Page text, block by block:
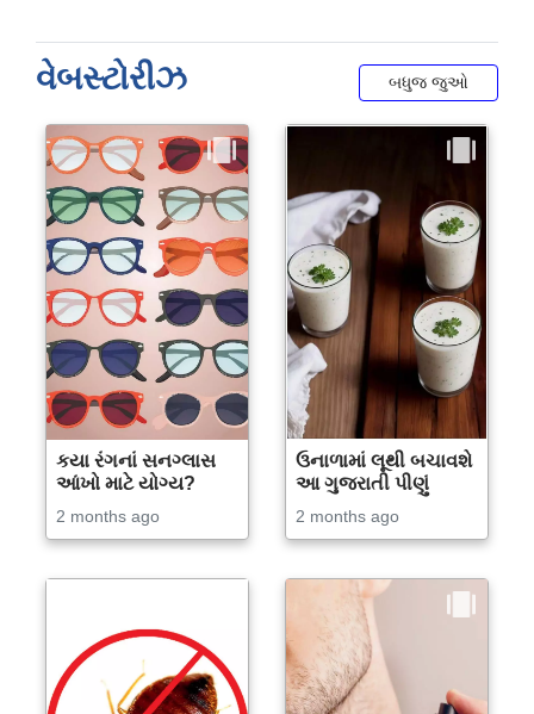
વેબસ્ટોરીઝ બધુજ જુઓ
કયા રંગનાં સનગ્લાસ
આંખો માટે યોગ્ય?
2 months ago
ઉનાળામાં લૂથી બચાવશે
આ ગુજરાતી પીણું
2 months ago